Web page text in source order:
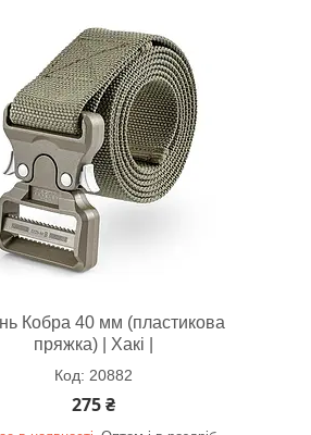
Кобра 40 мм (пластикова
пряжка) | Хакі |
20882
275 ₴